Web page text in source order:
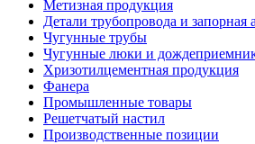
Метизная продукция
Детали трубопровода и запорная
Чугунные трубы
Чугунные люки и
Хризотилцементная продукция
Фанера
Промышленные товары
Решетчатый настил
Производственные позиции